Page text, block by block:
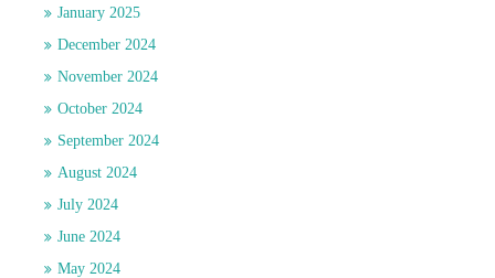
January 2025
December 2024
November 2024
October 2024
September 2024
August 2024
July 2024
June 2024
May 2024